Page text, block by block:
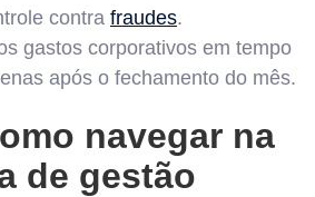
contra fraudes.
gastos corporativos em tempo
após o fechamento do mês.
navegar na
de gestão